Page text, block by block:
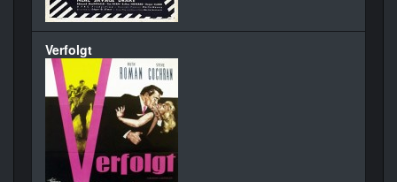
Verfolgt